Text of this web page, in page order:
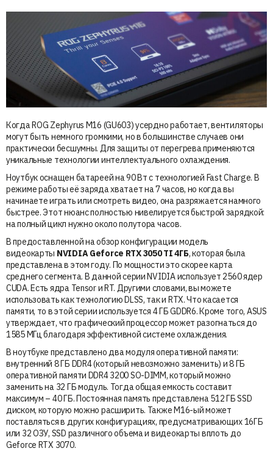
Когда ROG Zephyrus M16 (GU603) усердно работает, вентиляторы
могут быть немного громкими, но в большинстве случаев они
практически бесшумны. Для защиты от перегрева применяются
уникальные технологии интеллектуального охлаждения.
Ноутбук оснащен батареей на 90 Вт с технологией Fast Charge. В
режиме работы её заряда хватает на 7 часов, но когда вы
начинаете играть или смотреть видео, она разряжается намного
быстрее. Этот нюанс полностью нивелируется быстрой зарядкой:
на полный цикл нужно около полутора часов.
В предоставленной на обзор конфигурации модель
видеокарты NVIDIA Geforce RTX 3050 TI 4ГБ, которая была
представлена в этом году. По мощности это скорее карта
среднего сегмента. В данной серии NVIDIA использует 2560 ядер
CUDA. Есть ядра Tensor и RT. Другими словами, вы можете
использовать как технологию DLSS, так и RTX. Что касается
памяти, то в этой серии используется 4 ГБ GDDR6. Кроме того, ASUS
утверждает, что графический процессор может разогнаться до
1585 МГц благодаря эффективной системе охлаждения.
В ноутбуке представлено два модуля оперативной памяти:
внутренний 8 ГБ DDR4 (который невозможно заменить) и 8 ГБ
оперативной памяти DDR4 3200 SO-DIMM, который можно
заменить на 32 ГБ модуль. Тогда общая емкость составит
максимум – 40 ГБ. Постоянная память представлена 512 ГБ SSD
диском, которую можно расширить. Также M16-ый может
поставляться в других конфигурациях, предусматривающих 16ГБ
или 32 ОЗУ, SSD различного объема и видеокарты вплоть до
Geforce RTX 3070.